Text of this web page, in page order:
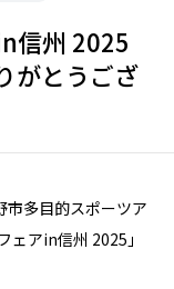
信州 2025
がとうござ
多目的スポーツア
ェアin信州 2025」